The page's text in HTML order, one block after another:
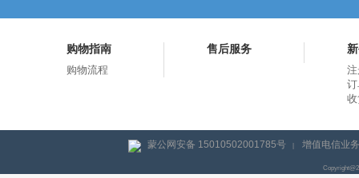
购物指南
购物流程
售后服务
蒙公网安备 15010502001785号 | 增值电信业